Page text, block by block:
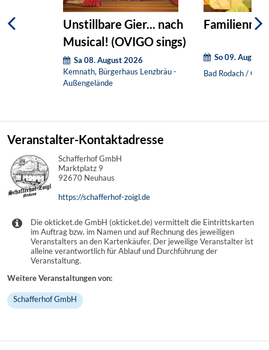
Unstillbare Gier... nach
Musical! (OVIGO sings)
Sa 08. August 2026
Kemnath, Bürgerhaus Lenzbräu -
Außengelände
So 09. August
Bad Rodach / OT
Veranstalter-Kontaktadresse
Schafferhof GmbH
Marktplatz 9
92670 Neuhaus
https://schafferhof-zoigl.de
Die okticket.de GmbH (okticket.de) vermittelt die Eintrittskarten
im Auftrag bzw. im Namen und auf Rechnung des jeweiligen
Veranstalters an den Kartenkäufer. Der jeweilige Veranstalter ist
alleine verantwortlich für Ablauf und Durchführung der
Veranstaltung.
Weitere Veranstaltungen von:
Schafferhof GmbH